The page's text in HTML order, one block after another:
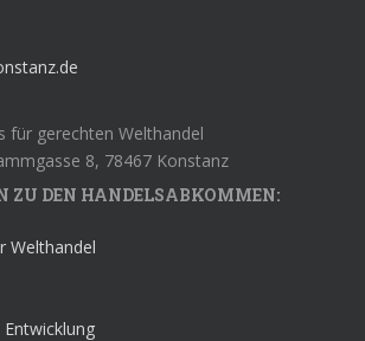
für gerechten Welthandel
8, 78467 Konstanz
ZU DEN HANDELSABKOMMEN:
Welthandel